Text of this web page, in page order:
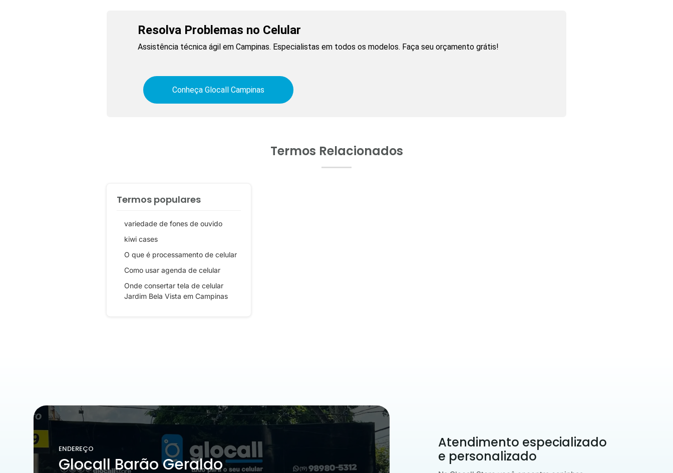
Resolva Problemas no Celular
Assistência técnica ágil em Campinas. Especialistas em todos os modelos. Faça seu orçamento grátis!
Conheça Glocall Campinas
Termos Relacionados
Termos populares
variedade de fones de ouvido
kiwi cases
O que é processamento de celular
Como usar agenda de celular
Onde consertar tela de celular
Jardim Bela Vista em Campinas
ENDEREÇO
Glocall Barão Geraldo
Atendimento especializado
e personalizado